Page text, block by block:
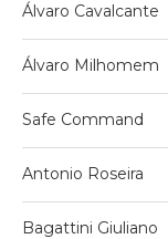
Álvaro Cavalcante
Álvaro Milhomem
Safe Command
Antonio Roseira
Bagattini Giuliano